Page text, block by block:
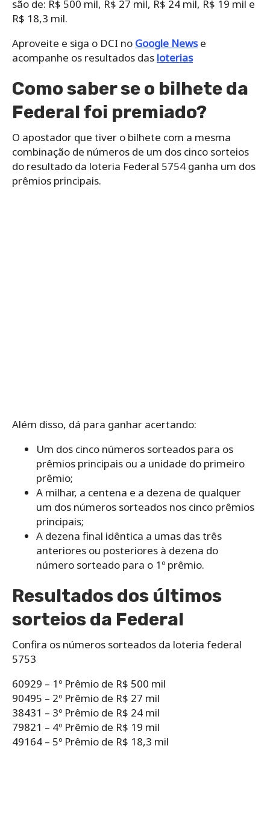
são de: R$ 500 mil, R$ 27 mil, R$ 24 mil, R$ 19 mil e
R$ 18,3 mil.
Aproveite e siga o DCI no Google Newse
acompanhe os resultados das loterias
Como saber se o bilhete da
Federal foi premiado?
O apostador que tiver o bilhete com a mesma
combinação de números de um dos cinco sorteios
do resultado da loteria Federal 5754 ganha um dos
prêmios principais.
Além disso, dá para ganhar acertando:
Um dos cinco números sorteados para os
prêmios principais ou a unidade do primeiro
prêmio;
A milhar, a centena e a dezena de qualquer
um dos números sorteados nos cinco prêmios
principais;
A dezena final idêntica a umas das três
anteriores ou posteriores à dezena do
número sorteado para o 1º prêmio.
Resultados dos últimos
sorteios da Federal
Confira os números sorteados da loteria federal
5753
60929 – 1º Prêmio de R$ 500 mil
90495 – 2º Prêmio de R$ 27 mil
38431 – 3º Prêmio de R$ 24 mil
79821 – 4º Prêmio de R$ 19 mil
49164 – 5º Prêmio de R$ 18,3 mil